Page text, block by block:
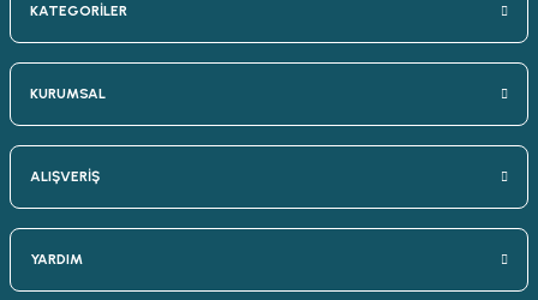
KATEGORİLER
KURUMSAL
ALIŞVERİŞ
YARDIM